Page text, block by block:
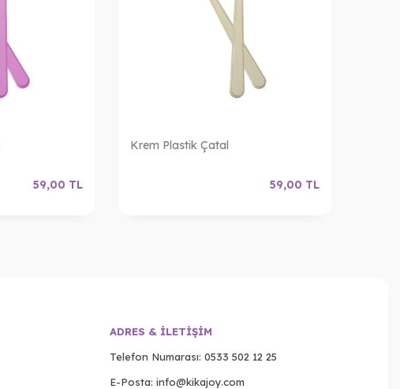
59,00 TL
Krem Plastik Çatal
59,00 TL
ADRES & İLETIŞIM
Telefon Numarası: 0533 502 12 25
E-Posta: info@kikajoy.com